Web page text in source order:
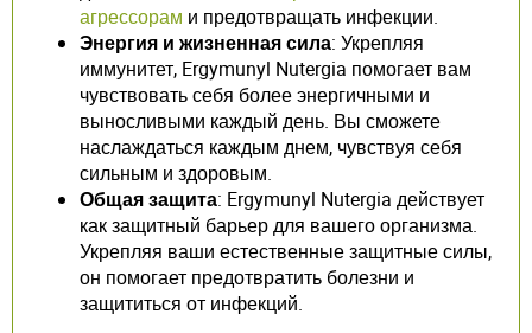
агрессорам и предотвращать инфекции.
Энергия и жизненная сила: Укрепляя
иммунитет, Ergymunyl Nutergia помогает вам
чувствовать себя более энергичными и
выносливыми каждый день. Вы сможете
наслаждаться каждым днем, чувствуя себя
сильным и здоровым.
Общая защита: Ergymunyl Nutergia действует
как защитный барьер для вашего организма.
Укрепляя ваши естественные защитные силы,
он помогает предотвратить болезни и
защититься от инфекций.